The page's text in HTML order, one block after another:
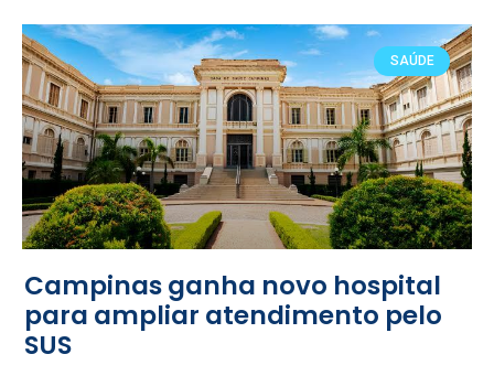
SAÚDE
Campinas ganha novo hospital
para ampliar atendimento pelo
SUS